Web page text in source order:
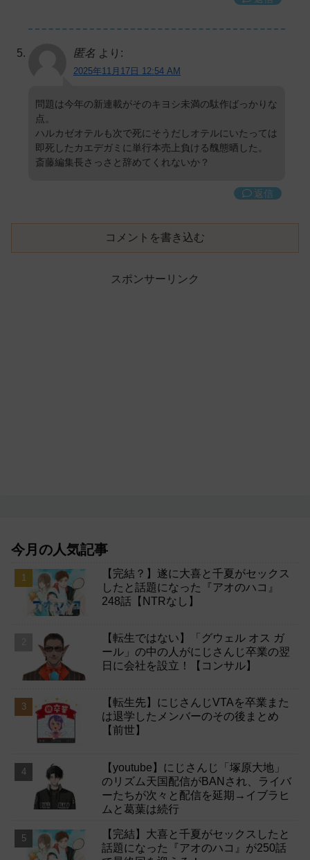
匿名 より:
2025年11月17日 12:54 AM
問題は今年の新連載がそのキヨシ未満の駄作ばっかりな
点。
ハルカゼオテルも次で死にそうだしオテルにいたっては
即死したカエデガミに単行本売上負ける醜態晒した。
斎藤編集長さっさと辞めてくれないか？
返信
コメントを書き込む
スポンサーリンク
今月の人気記事
【完結？】遂に大喜と千夏がセックス
したと話題になった『アオのハコ』
248話【NTRなし】
【転生ではない】「グウェル オス ガ
ール」の中の人がにじさんじ卒業の翌
日に会社を設立！【コンサル】
【転生先】にじさんじVTAを卒業また
は退学したメンバーのその後まとめ
【前世】
【youtube】にじさんじ「塚原大地」
のリズム天国配信がBANされ、ライバ
ーたちが次々と配信を延期→イブラヒ
ムと葛葉は続行
【完結】大喜と千夏がセックスしたと
話題になった『アオのハコ』が250話